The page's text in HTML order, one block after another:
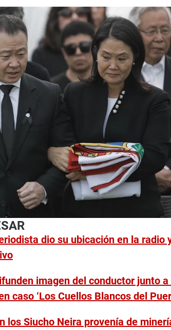
dio su ubicación en la radio
imagen del conductor junto
caso ‘Los Cuellos Blancos del
los Siucho Neira provenía de